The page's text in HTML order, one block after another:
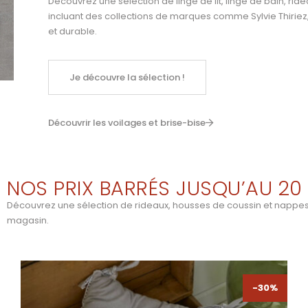
incluant des collections de marques comme Sylvie Thiriez,
et durable.
Je découvre la sélection !
Découvrir les voilages et brise-bise
NOS PRIX BARRÉS JUSQU’AU
Découvrez une sélection de rideaux, housses de coussin et
magasin.
-30%
-30%